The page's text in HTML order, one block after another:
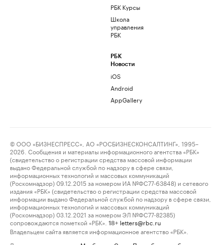
РБК Курсы
Школа
управления
РБК
РБК
Новости
iOS
Android
AppGallery
© ООО «БИЗНЕСПРЕСС», АО «РОСБИЗНЕСКОНСАЛТИНГ», 1995–
2026. Сообщения и материалы информационного агентства «РБК»
(свидетельство о регистрации средства массовой информации
выдано Федеральной службой по надзору в сфере связи,
информационных технологий и массовых коммуникаций
(Роскомнадзор) 09.12.2015 за номером ИА №ФС77-63848) и сетевого
издания «РБК» (свидетельство о регистрации средства массовой
информации выдано Федеральной службой по надзору в сфере связи,
информационных технологий и массовых коммуникаций
(Роскомнадзор) 03.12.2021 за номером ЭЛ №ФС77-82385)
сопровождаются пометкой «РБК».
18+ letters@rbc.ru
Владельцем сайта является информационное агентство «РБК».